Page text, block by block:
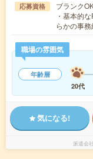
応募資格
ブランク
・基本的
らかの事
職場の雰囲気
年齢層
20代
気になる!
派遣会社